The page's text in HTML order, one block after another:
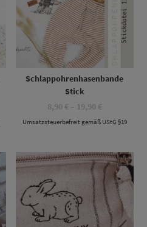
Schlappohrenhasenbande
Stick
8,90 € – 19,90 €
bis
Umsatzsteuerbefreit gemäß UStG §19
Dieses Produkt weist mehrere Varianten auf. Die Optionen können auf der Produktseite gewählt werden